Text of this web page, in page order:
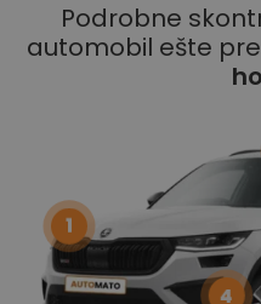
Podrobne
automobil ešte
1
4